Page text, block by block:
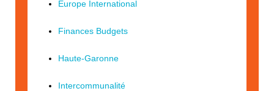
Europe International
Finances Budgets
Haute-Garonne
Intercommunalité